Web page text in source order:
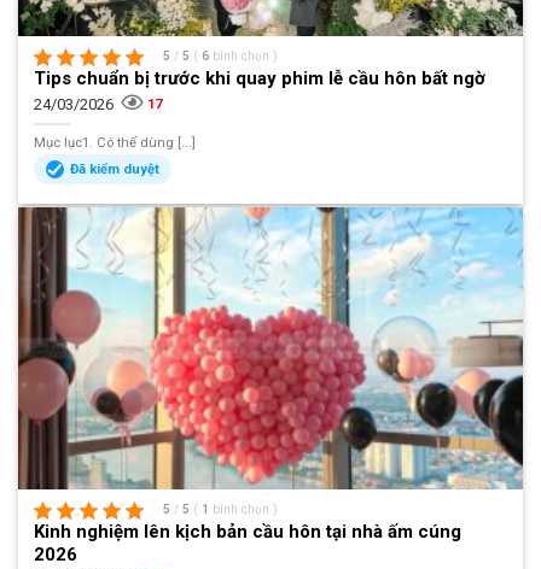
5 / 5 ( 6 bình chọn )
Tips chuẩn bị trước khi quay phim lễ cầu hôn bất ngờ
24/03/2026 17
Mục lục1. Có thể dùng [...]
Đã kiểm duyệt
5 / 5 ( 1 bình chọn )
Kinh nghiệm lên kịch bản cầu hôn tại nhà ấm cúng
2026